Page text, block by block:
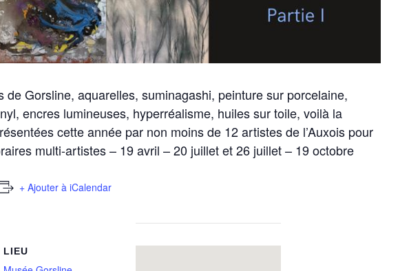
Gorsline, aquarelles, suminagashi, peinture sur porcelaine,
encres lumineuses, hyperréalisme, huiles sur toile, voilà la
cette année par non moins de 12 artistes de l’Auxois pour
multi-artistes – 19 avril – 20 juillet et 26 juillet – 19 octobre
+ Ajouter à iCalendar
LIEU